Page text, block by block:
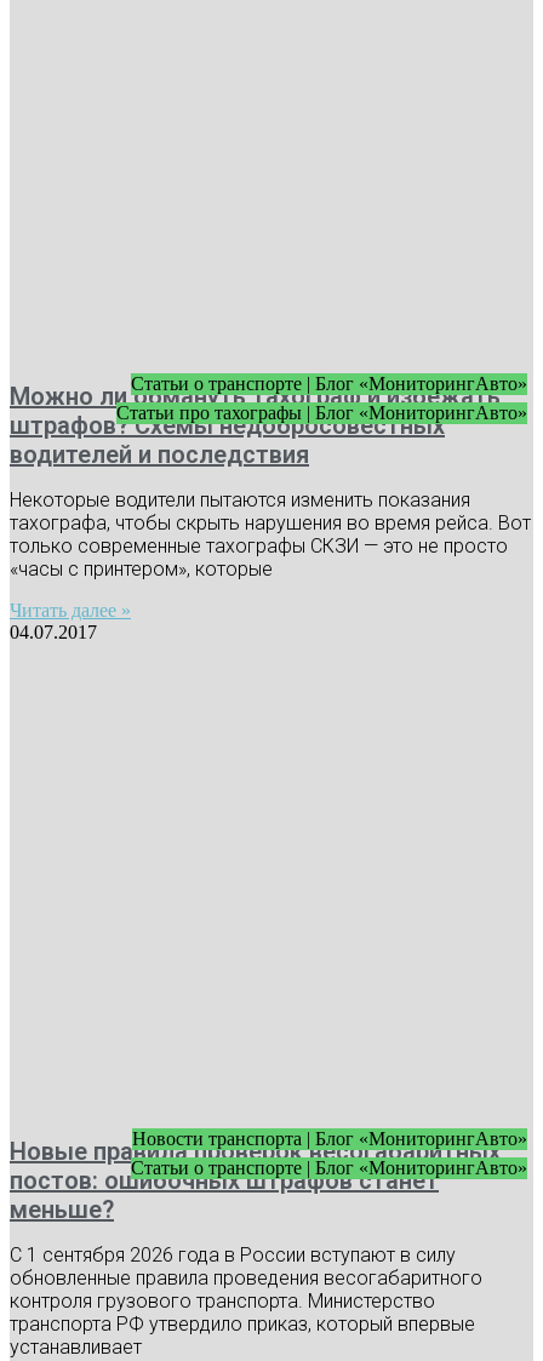
Статьи о транспорте | Блог «МониторингАвто»
Статьи про тахографы | Блог «МониторингАвто»
Можно ли обмануть тахограф и избежать
штрафов? Схемы недобросовестных
водителей и последствия
Некоторые водители пытаются изменить показания
тахографа, чтобы скрыть нарушения во время рейса. Вот
только современные тахографы СКЗИ — это не просто
«часы с принтером», которые
Читать далее »
04.07.2017
Новости транспорта | Блог «МониторингАвто»
Статьи о транспорте | Блог «МониторингАвто»
Новые правила проверок весогабаритных
постов: ошибочных штрафов станет
меньше?
С 1 сентября 2026 года в России вступают в силу
обновленные правила проведения весогабаритного
контроля грузового транспорта. Министерство
транспорта РФ утвердило приказ, который впервые
устанавливает